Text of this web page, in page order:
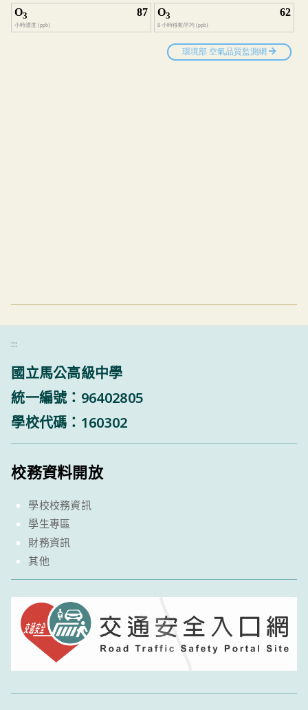
:::
國立馬公高級中學
統一編號：96402805
學校代碼：160302
校務資料開放
學校校務資訊
學生專區
財務資訊
其他